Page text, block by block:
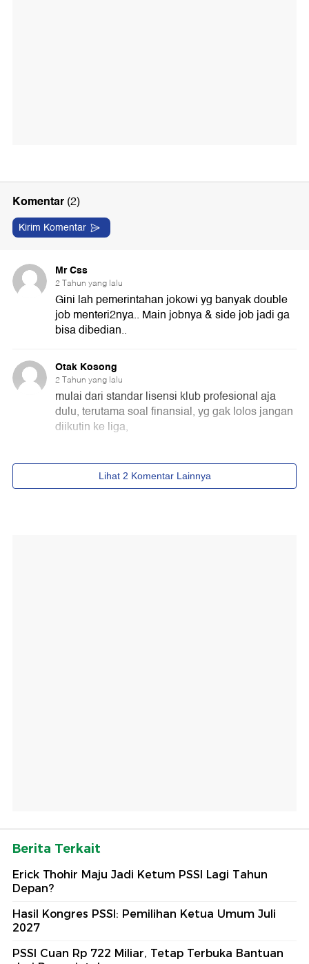
Berita Terkait
Erick Thohir Maju Jadi Ketum PSSI Lagi Tahun
Depan?
Hasil Kongres PSSI: Pemilihan Ketua Umum Juli
2027
PSSI Cuan Rp 722 Miliar, Tetap Terbuka Bantuan